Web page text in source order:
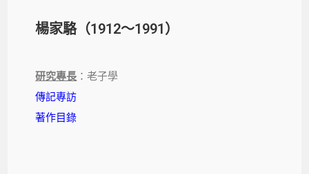
楊家駱（1912～1991）
研究專長 ：老子學
傳記專訪
著作目錄